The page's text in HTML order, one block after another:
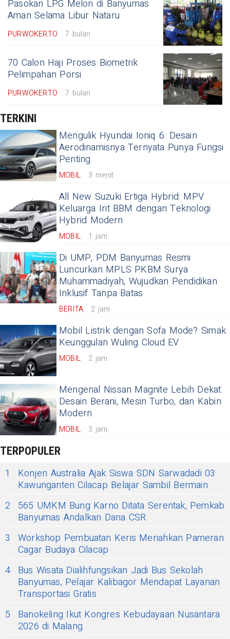
Pasokan LPG Melon di Banyumas
Aman Selama Libur Nataru
PURWOKERTO 7 bulan
70 Calon Haji Proses Biometrik
Pelimpahan Porsi
PURWOKERTO 7 bulan
TERKINI
Mengulik Hyundai Ioniq 6: Desain
Aerodinamisnya Ternyata Punya Fungsi
Penting
MOBIL 3 menit
All New Suzuki Ertiga Hybrid: MPV
Keluarga Irit BBM dengan Teknologi
Hybrid Modern
MOBIL 1 jam
Di UMP, PDM Banyumas Resmi
Luncurkan MPLS PKBM Surya
Muhammadiyah, Wujudkan Pendidikan
Inklusif Tanpa Batas
BERITA 2 jam
Mobil Listrik dengan Sofa Mode? Simak
Keunggulan Wuling Cloud EV
MOBIL 2 jam
Mengenal Nissan Magnite Lebih Dekat:
Desain Berani, Mesin Turbo, dan Kabin
Modern
MOBIL 3 jam
TERPOPULER
1
Konjen Australia Ajak Siswa SDN Sarwadadi 03
Kawunganten Cilacap Belajar Sambil Bermain
2
565 UMKM Bung Karno Ditata Serentak, Pemkab
Banyumas Andalkan Dana CSR
3
Workshop Pembuatan Keris Meriahkan Pameran
Cagar Budaya Cilacap
4 Bus Wisata Dialihfungsikan Jadi Bus Sekolah
Banyumas, Pelajar Kalibagor Mendapat Layanan
Transportasi Gratis
5
Banokeling Ikut Kongres Kebudayaan Nusantara
2026 di Malang